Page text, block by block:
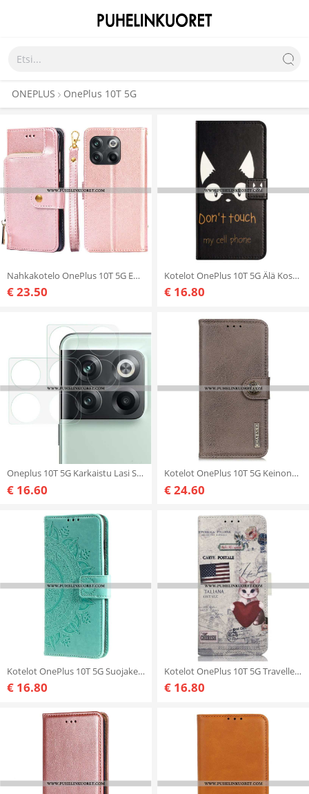
ONEPLUS OnePlus 10T 5G
Nahkakotelo OnePlus 10T 5G Edessä Kolikkolaukku
€ 23.50
Kotelot OnePlus 10T 5G Älä Koske Kännykkääni
€ 16.80
Oneplus 10T 5G Karkaistu Lasi Suojalinssi
€ 16.60
Kotelot OnePlus 10T 5G Keinonahka Khazneh
€ 24.60
Kotelot OnePlus 10T 5G Suojaketju Kuori Strappy Sun Mandala
€ 16.80
Kotelot OnePlus 10T 5G Traveller Cat
€ 16.80